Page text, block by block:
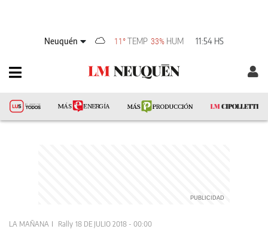
Neuquén 11° TEMP 33% HUM 11:54 HS
LA MAÑANA Rally 18 DE JULIO 2018 - 00:00